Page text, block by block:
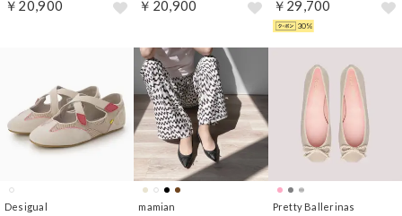
￥20,900 ￥20,900 ￥29,700
30%
Desigual mamian Pretty Ballerinas